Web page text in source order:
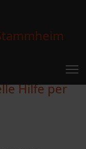
Hilfe per